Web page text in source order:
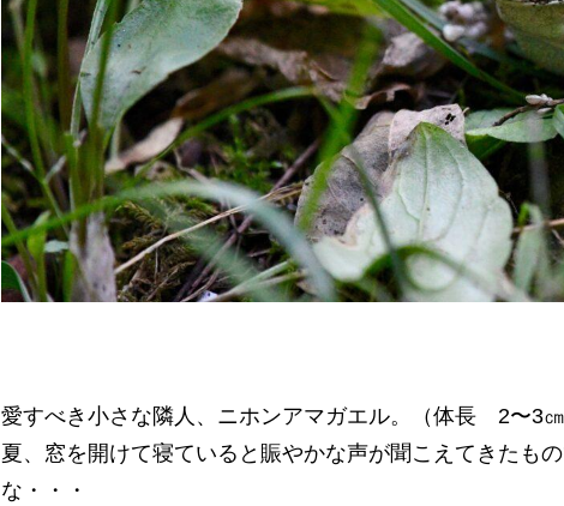
愛すべき小さな隣人、ニホンアマガエル。（体長 2〜3㎝
夏、窓を開けて寝ていると賑やかな声が聞こえてきたも
な・・・